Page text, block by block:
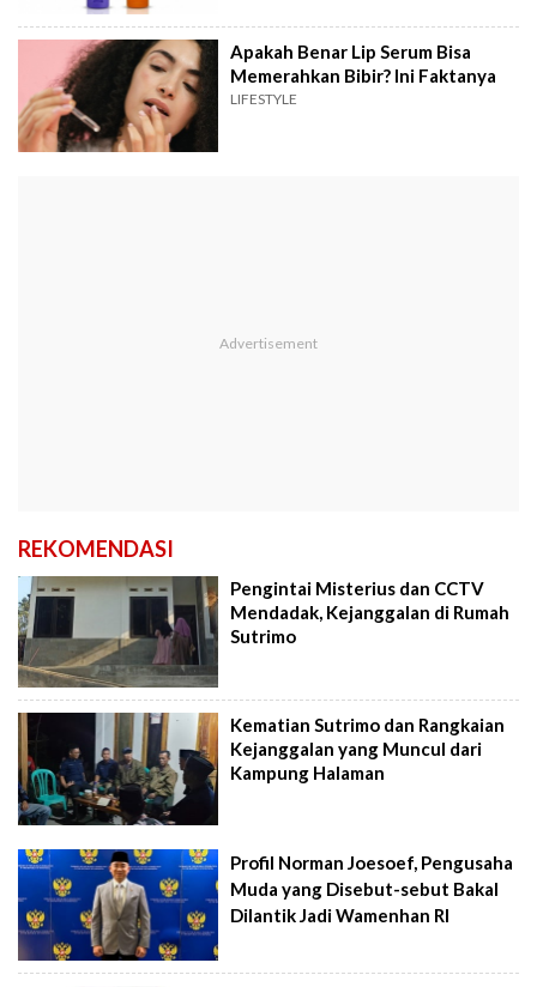
Apakah Benar Lip Serum Bisa
Memerahkan Bibir? Ini Faktanya
LIFESTYLE
REKOMENDASI
Pengintai Misterius dan CCTV
Mendadak, Kejanggalan di Rumah
Sutrimo
Kematian Sutrimo dan Rangkaian
Kejanggalan yang Muncul dari
Kampung Halaman
Profil Norman Joesoef, Pengusaha
Muda yang Disebut-sebut Bakal
Dilantik Jadi Wamenhan RI